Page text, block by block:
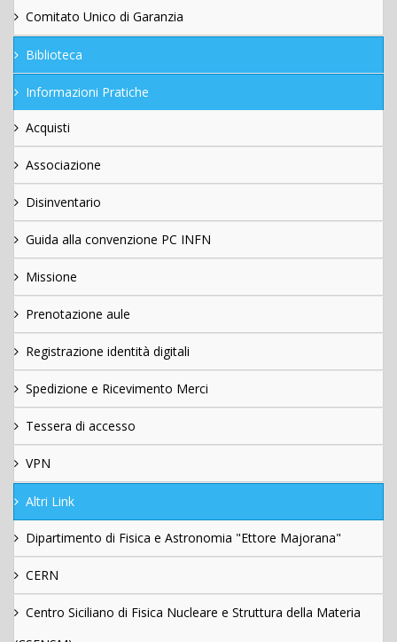
Comitato Unico di Garanzia
Biblioteca
Informazioni Pratiche
Acquisti
Associazione
Disinventario
Guida alla convenzione PC INFN
Missione
Prenotazione aule
Registrazione identità digitali
Spedizione e Ricevimento Merci
Tessera di accesso
VPN
Altri Link
Dipartimento di Fisica e Astronomia "Ettore Majorana"
CERN
Centro Siciliano di Fisica Nucleare e Struttura della Materia